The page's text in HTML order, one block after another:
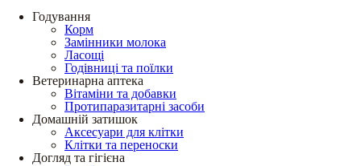
Годування
Корм
Замінники молока
Ласощі
Годівниці та поїлки
Ветеринарна аптека
Вітаміни та добавки
Протипаразитарні засоби
Домашній затишок
Аксесуари для клітки
Клітки та переноски
Догляд та гігієна